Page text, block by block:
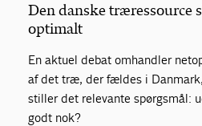
Den danske træressource
optimalt
En aktuel debat omhandler
af det træ, der fældes i
stiller det relevante spørgsmål:
godt nok?